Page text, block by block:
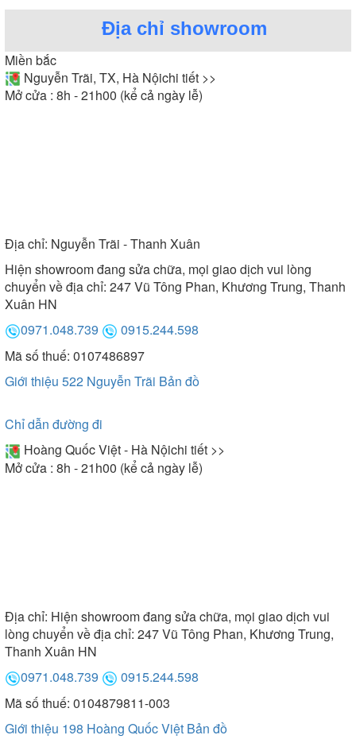
Địa chỉ showroom
Miền bắc
Nguyễn Trãi, TX, Hà Nộichi tiết >>
Mở cửa : 8h - 21h00 (kể cả ngày lễ)
Địa chỉ: Nguyễn Trãi - Thanh Xuân
Hiện showroom đang sửa chữa, mọi giao dịch vui lòng
chuyển về địa chỉ: 247 Vũ Tông Phan, Khương Trung, Thanh
Xuân HN
0971.048.739
0915.244.598
Mã số thuế: 0107486897
Giới thiệu 522 Nguyễn Trãi Bản đồ
Chỉ dẫn đường đi
Hoàng Quốc Việt - Hà Nộichi tiết >>
Mở cửa : 8h - 21h00 (kể cả ngày lễ)
Địa chỉ: Hiện showroom đang sửa chữa, mọi giao dịch vui
lòng chuyển về địa chỉ: 247 Vũ Tông Phan, Khương Trung,
Thanh Xuân HN
0971.048.739
0915.244.598
Mã số thuế: 0104879811-003
Giới thiệu 198 Hoàng Quốc Việt Bản đồ